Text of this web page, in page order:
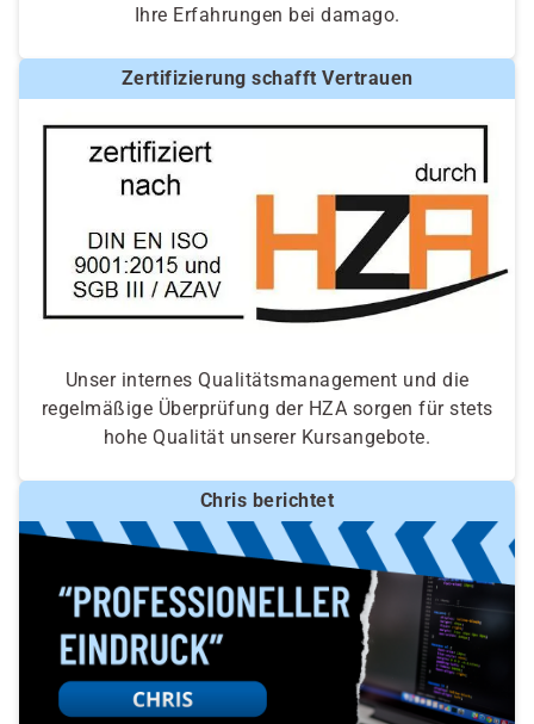
Ihre Erfahrungen bei damago.
Zertifizierung schafft Vertrauen
Unser internes Qualitätsmanagement und die
regelmäßige Überprüfung der HZA sorgen für stets
hohe Qualität unserer Kursangebote.
Chris berichtet